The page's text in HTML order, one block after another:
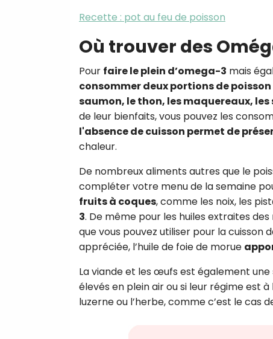
Recette : pot au feu de poisson
Où trouver des
Pour faire le plein d’omega-3 mais
consommer deux portions de
saumon, le thon, les maquereaux,
de leur bienfaits, vous pouvez les
l'absence de cuisson permet de
chaleur.
De nombreux aliments autres que le
compléter votre menu de la semaine
fruits à coques, comme les noix, les
3. De même pour les huiles extraites
que vous pouvez utiliser pour la cuisson
appréciée, l’huile de foie de morue
La viande et les œufs est également une
élevés en plein air ou si leur régime est à
luzerne ou l’herbe, comme c’est le cas